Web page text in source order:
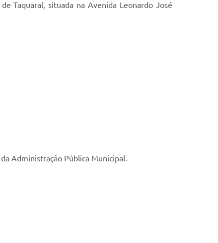
Taquaral, situada na Avenida Leonardo José
Administração Pública Municipal.